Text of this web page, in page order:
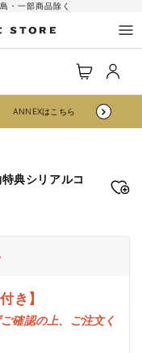
・一部商品除く
ー
ロ
グ
イ
ン
ANNEXはこちら
典シリアルコ
き】
確認の上、ご注文く